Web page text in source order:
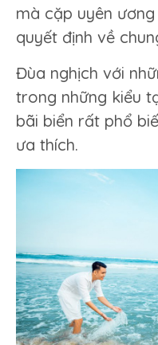
mà cặp uyên
quyết định về
Đùa nghịch với
trong những kiểu
bãi biển rất phổ
ưa thích.